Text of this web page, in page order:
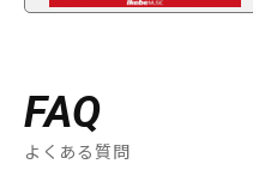
FAQ
よくある質問